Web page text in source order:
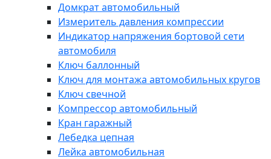
Домкрат автомобильный
Измеритель давления компрессии
Индикатор напряжения бортовой сети
автомобиля
Ключ баллонный
Ключ для монтажа автомобильных кругов
Ключ свечной
Компрессор автомобильный
Кран гаражный
Лебедка цепная
Лейка автомобильная